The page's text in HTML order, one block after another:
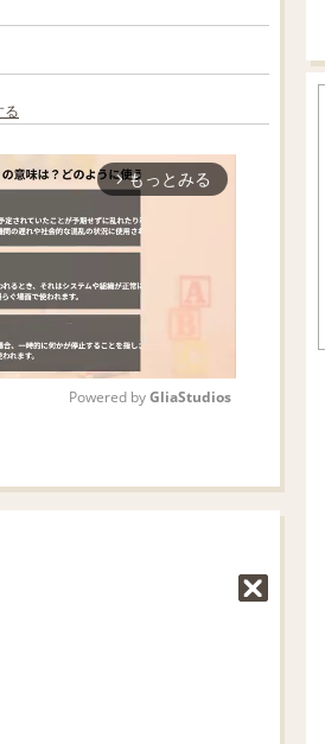
る
arrow_forward_ios もっとみる
Powered by GliaStudios